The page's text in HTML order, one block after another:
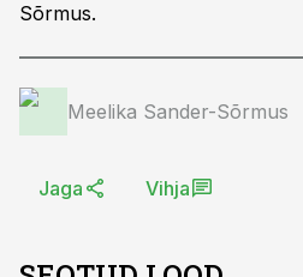
Sõrmus.
Meelika Sander-Sõrmus
Jaga Vihja